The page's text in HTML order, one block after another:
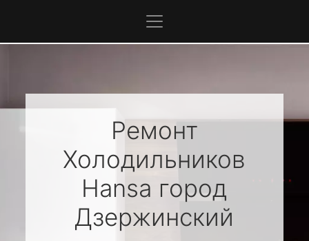
Ремонт
Холодильников
Hansa город
Дзержинский